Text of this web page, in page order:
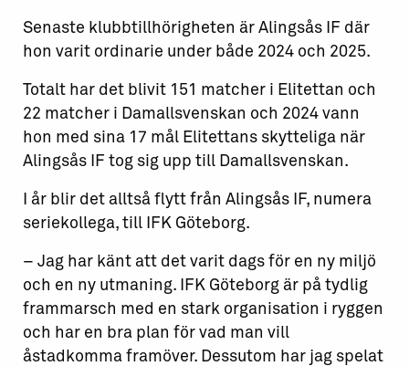
Senaste klubbtillhörigheten är Alingsås IF där
hon varit ordinarie under både 2024 och 2025.
Totalt har det blivit 151 matcher i Elitettan och
22 matcher i Damallsvenskan och 2024 vann
hon med sina 17 mål Elitettans skytteliga när
Alingsås IF tog sig upp till Damallsvenskan.
I år blir det alltså flytt från Alingsås IF, numera
seriekollega, till IFK Göteborg.
– Jag har känt att det varit dags för en ny miljö
och en ny utmaning. IFK Göteborg är på tydlig
frammarsch med en stark organisation i ryggen
och har en bra plan för vad man vill
åstadkomma framöver. Dessutom har jag spelat